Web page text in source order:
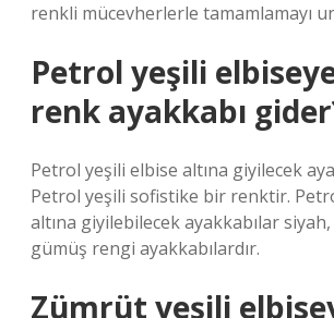
renkli mücevherlerle tamamlamayı
Petrol yeşili
renk ayakkabı
Petrol yeşili elbise altına giyilecek
Petrol yeşili sofistike bir renktir.
altına giyilebilecek ayakkabılar
gümüş rengi ayakkabılardır.
Zümrüt yeşili